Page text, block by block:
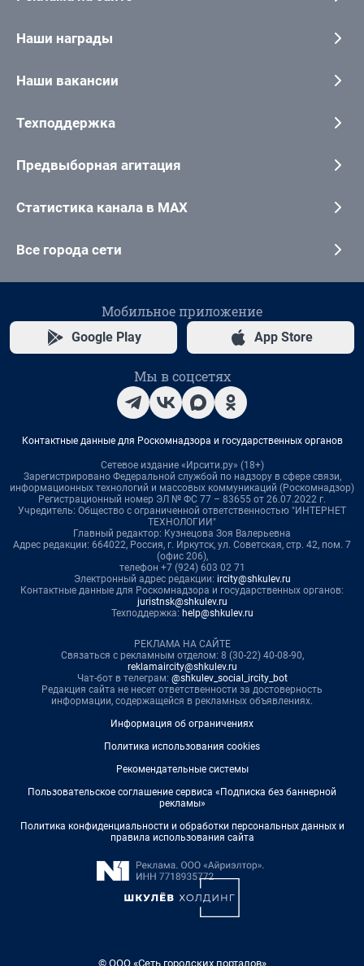
Наши награды
Наши вакансии
Техподдержка
Предвыборная агитация
Статистика канала в MAX
Все города сети
Мобильное приложение
Google Play App Store
Мы в соцсетях
Контактные данные для Роскомнадзора и государственных органов
Сетевое издание «Ирсити.ру» (18+)
Зарегистрировано Федеральной службой по надзору в сфере связи,
информационных технологий и массовых коммуникаций (Роскомнадзор)
Регистрационный номер ЭЛ № ФС 77 – 83655 от 26.07.2022 г.
Учредитель: Общество с ограниченной ответственностью "ИНТЕРНЕТ
ТЕХНОЛОГИИ"
Главный редактор: Кузнецова Зоя Валерьевна
Адрес редакции: 664022, Россия, г. Иркутск, ул. Советская, стр. 42, пом. 7
(офис 206),
телефон +7 (924) 603 02 71
Электронный адрес редакции: ircity@shkulev.ru
Контактные данные для Роскомнадзора и государственных органов:
juristnsk@shkulev.ru
Техподдержка: help@shkulev.ru
РЕКЛАМА НА САЙТЕ
Связаться с рекламным отделом: 8 (30-22) 40-08-90,
reklamaircity@shkulev.ru
Чат-бот в телеграм: @shkulev_social_ircity_bot
Редакция сайта не несет ответственности за достоверность
информации, содержащейся в рекламных объявлениях.
Информация об ограничениях
Политика использования cookies
Рекомендательные системы
Пользовательское соглашение сервиса «Подписка без баннерной
рекламы»
Политика конфиденциальности и обработки персональных данных и
правила использования сайта
© ООО «Сеть городских порталов»